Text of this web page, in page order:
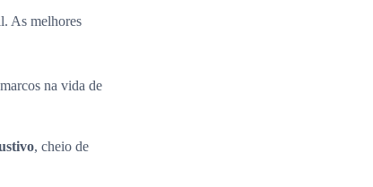
As melhores
na vida de
, cheio de